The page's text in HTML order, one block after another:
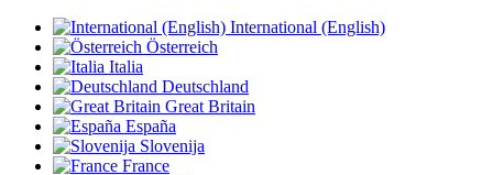
International (English)
Österreich
Italia
Deutschland
Great Britain
España
Slovenija
France